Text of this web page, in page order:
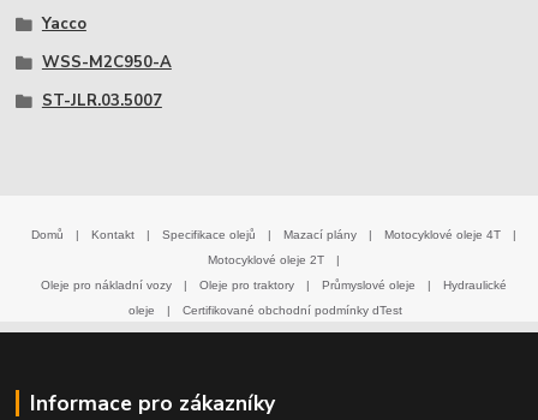
Yacco
WSS-M2C950-A
ST-JLR.03.5007
Domů | Kontakt | Specifikace olejů | Mazací plány | Motocyklové oleje 4T
|
Motocyklové oleje 2T
|
Oleje pro nákladní vozy
| Oleje pro traktory | Průmyslové oleje |
Hydraulické
oleje
| Certifikované obchodní podmínky dTest
Informace pro zákazníky